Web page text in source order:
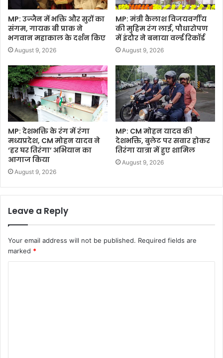
MP: उज्जैन में भक्ति और सुरों का
संगम, गायक बी प्राक ने
भगवान महाकाल के दर्शन किए
August 9, 2026
MP: मंत्री कैलाश विजयवर्गीय
की मुहिम रंग लाई, पौधारोपण
में इंदौर ने बनाया वर्ल्ड रिकॉर्ड
August 9, 2026
MP: देशभक्ति के रंग में रंगा
मध्यप्रदेश, CM मोहन यादव ने
‘हर घर तिरंगा’ अभियान का
आगाज किया
August 9, 2026
MP: CM मोहन यादव की
देशभक्ति, बुलेट पर सवार होकर
तिरंगा यात्रा में हुए शामिल
August 9, 2026
Leave a Reply
Your email address will not be published. Required fields are
marked *